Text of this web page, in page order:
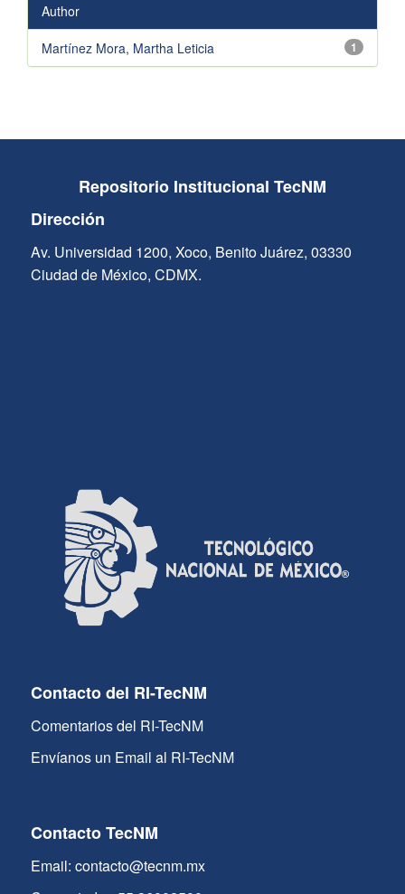
Author
1
Martínez Mora, Martha Leticia
Repositorio Institucional TecNM
Dirección
Av. Universidad 1200, Xoco, Benito Juárez, 03330
Ciudad de México, CDMX.
Contacto del RI-TecNM
Comentarios del RI-TecNM
Envíanos un Email al RI-TecNM
Contacto TecNM
Email: contacto@tecnm.mx